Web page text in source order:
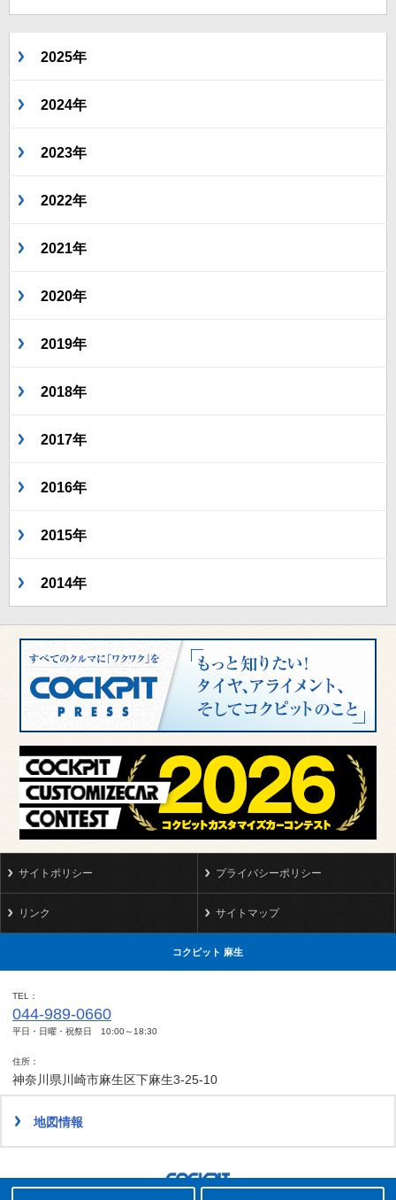
2025年
2024年
2023年
2022年
2021年
2020年
2019年
2018年
2017年
2016年
2015年
2014年
サイトポリシー プライバシーポリシー
リンク サイトマップ
コクピット 麻生
TEL
044-989-0660
平日・日曜・祝祭日 10:00～18:30
住所
神奈川県川崎市麻生区下麻生3-25-10
地図情報